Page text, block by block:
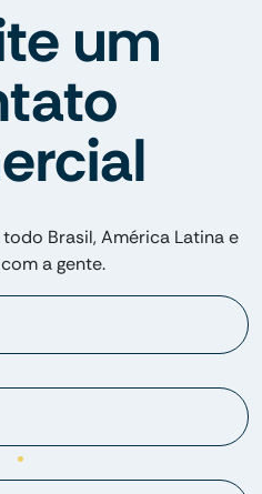
um
Brasil, América Latina e
com a gente.